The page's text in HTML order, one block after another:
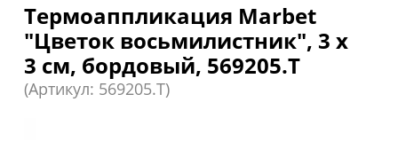
Термоаппликация Marbet
"Цветок восьмилистник", 3 х
3 см, бордовый, 569205.T
(Артикул: 569205.T)